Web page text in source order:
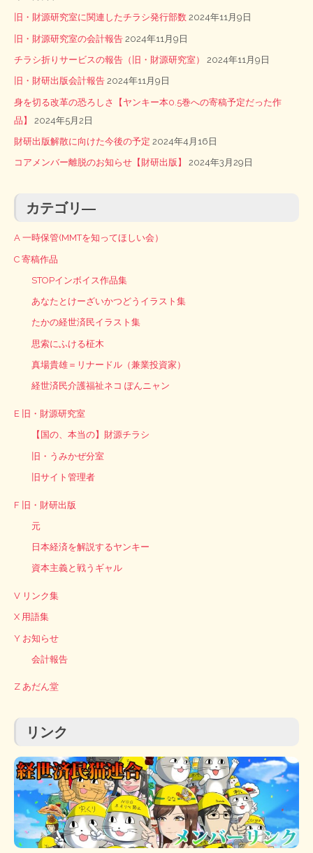
旧・財源研究室に関連したチラシ発行部数 2024年11月9日
旧・財源研究室の会計報告 2024年11月9日
チラシ折りサービスの報告（旧・財源研究室） 2024年11月9日
旧・財研出版会計報告 2024年11月9日
身を切る改革の恐ろしさ【ヤンキー本0.5巻への寄稿予定だった作
品】
2024年5月2日
財研出版解散に向けた今後の予定 2024年4月16日
コアメンバー離脱のお知らせ【財研出版】 2024年3月29日
カテゴリ―
A 一時保管(MMTを知ってほしい会）
C 寄稿作品
STOPインボイス作品集
あなたとけーざいかつどうイラスト集
たかの経世済民イラスト集
思索にふける柾木
真場貴雄＝リナードル（兼業投資家）
経世済民介護福祉ネコ ぽんニャン
E 旧・財源研究室
【国の、本当の】財源チラシ
旧・うみかぜ分室
旧サイト管理者
F 旧・財研出版
元
日本経済を解説するヤンキー
資本主義と戦うギャル
V リンク集
X 用語集
Y お知らせ
会計報告
Z あだん堂
リンク